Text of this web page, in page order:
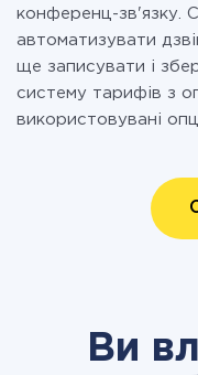
конференц-зв'язку.
автоматизувати
ще записувати і
систему тарифів з
використовувані
Ви